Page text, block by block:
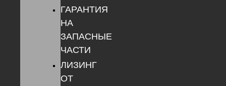
ГАРАНТИЯ
НА
ЗАПАСНЫЕ
ЧАСТИ
ЛИЗИНГ
ОТ